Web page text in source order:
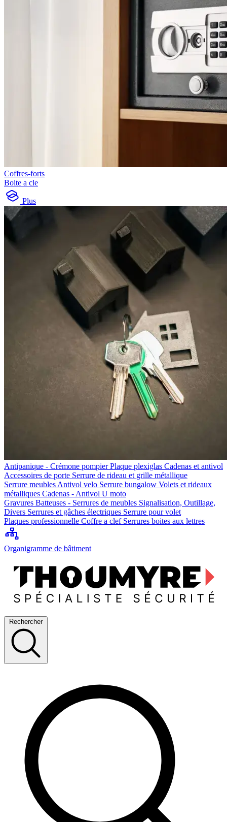
Coffres-forts
Boite a cle
Plus
Antipanique - Crémone pompierPlaque plexiglas Cadenas et antivol
Accessoires de porte Serrure de rideau et grille métallique
Serrure meubles Antivol velo Serrure bungalow Volets et rideaux
métalliques Cadenas - Antivol U moto
Gravures Batteuses - Serrures de meubles Signalisation, Outillage,
Divers Serrures et gâches électriques Serrure pour volet
Plaques professionnelle Coffre a clef Serrures boites aux lettres
Organigramme de bâtiment
Rechercher